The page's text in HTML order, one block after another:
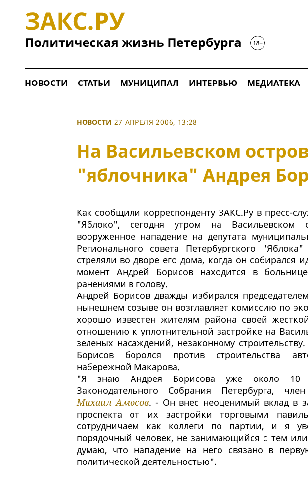
НОВОСТИ СТАТЬИ МУНИЦИПАЛ ИНТЕРВЬЮ МЕДИАТЕКА
НОВОСТИ 27 АПРЕЛЯ 2006, 13:28
На Васильевском
"яблочника" Андрея
Как сообщили корреспонденту ЗАКС.Ру в пресс-
"Яблоко", сегодня утром на Васильевском
вооруженное нападение на депутата
Регионального совета Петербургского
стреляли во дворе его дома, когда он собирался
момент Андрей Борисов находится в
ранениями в голову.
Андрей Борисов дважды избирался
нынешнем созыве он возглавляет комиссию по
хорошо известен жителям района своей
отношению к уплотнительной застройке на
зеленых насаждений, незаконному
Борисов боролся против строительства
набережной Макарова.
"Я знаю Андрея Борисова уже около 10
Законодательного Собрания Петербурга,
Михаил Амосов. - Он внес неоценимый вклад в
проспекта от их застройки торговыми
сотрудничаем как коллеги по партии, и я
порядочный человек, не занимающийся с тем
думаю, что нападение на него связано в
политической деятельностью".